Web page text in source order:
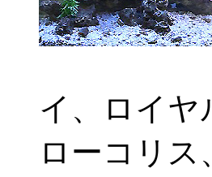
イ、ロイ
ローコリ